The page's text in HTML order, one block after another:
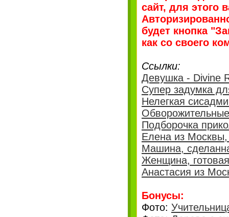
сайт, для этого
будет кнопка
как со своего
Ссылки:
Девушка - Divine
Супер задумка
Нелегкая
Подборочка
Елена из Москвы,
Машина,
Женщина,
Анастасия из
Бонусы:
Фото: